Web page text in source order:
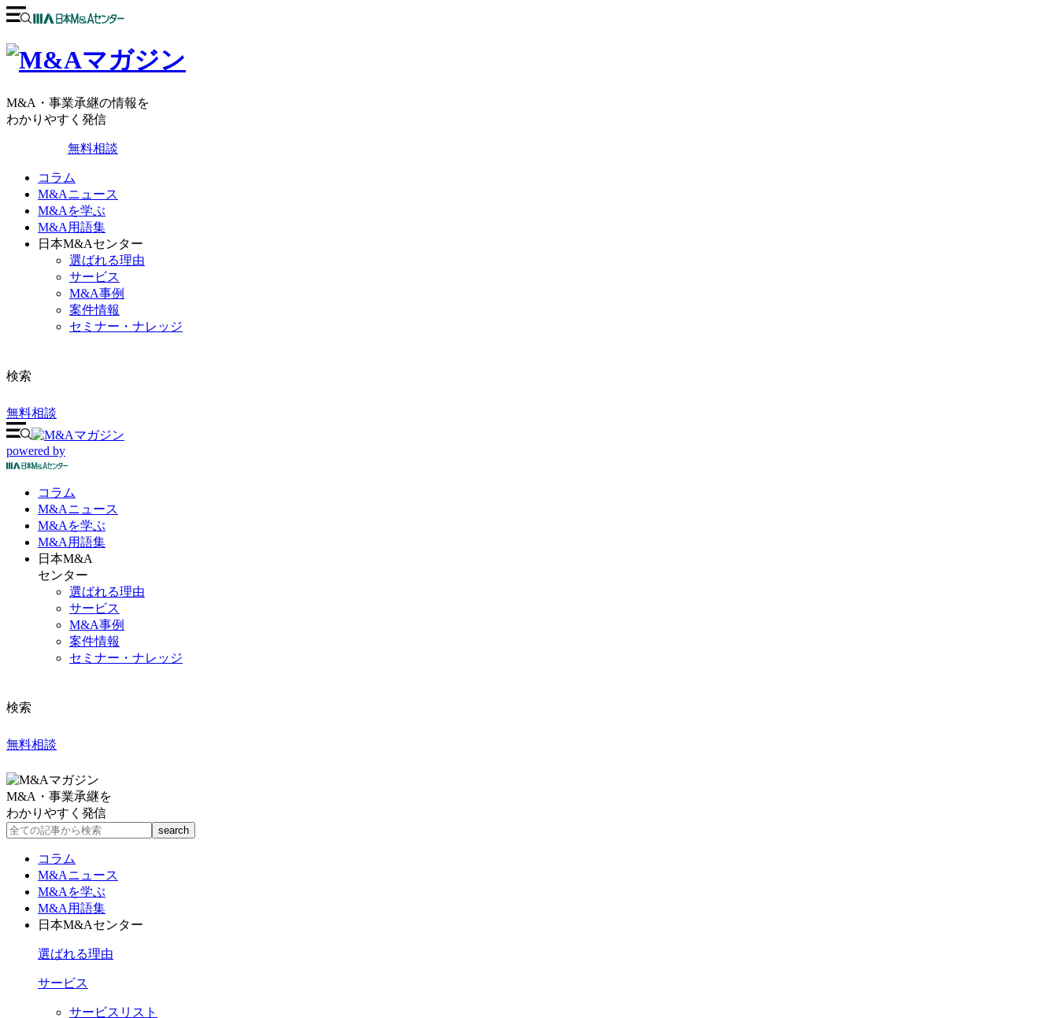
M&A・事業承継の情報を
わかりやすく発信
無料相談
コラム
M&Aニュース
M&Aを学ぶ
M&A用語集
日本M&Aセンター
選ばれる理由
サービス
M&A事例
案件情報
セミナー・ナレッジ
検索
無料相談
powered by
コラム
M&Aニュース
M&Aを学ぶ
M&A 用語集
日本M&A
センター
選ばれる理由
サービス
M&A事例
案件情報
セミナー・ナレッジ
検索
無料相談
M&A・事業承継を
わかりやすく発信
コラム
M&Aニュース
M&Aを学ぶ
M&A用語集
日本M&Aセンター
選ばれる理由
サービス
サービスリスト